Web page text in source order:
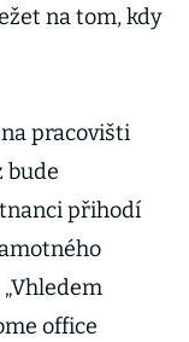
na tom, kdy
pracovišti
bude
přihodí
office